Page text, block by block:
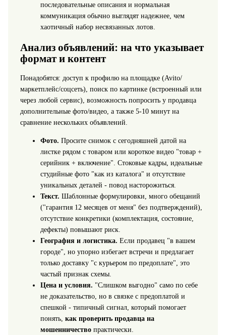
последовательные описания и нормальная
коммуникация обычно выглядят надежнее, чем
хаотичный набор несвязанных лотов.
Анализ объявлений: на что указывает
формат и контент
Понадобятся: доступ к профилю на площадке (Avito/
маркетплейс/соцсеть), поиск по картинке (встроенный или
через любой сервис), возможность попросить у продавца
дополнительные фото/видео, а также 5-10 минут на
сравнение нескольких объявлений.
Фото. Просите снимок с сегодняшней датой на
листке рядом с товаром или короткое видео "товар +
серийник + включение". Стоковые кадры, идеальные
студийные фото "как из каталога" и отсутствие
уникальных деталей - повод насторожиться.
Текст. Шаблонные формулировки, много обещаний
("гарантия 12 месяцев от меня" без подтверждений),
отсутствие конкретики (комплектация, состояние,
дефекты) повышают риск.
География и логистика. Если продавец "в вашем
городе", но упорно избегает встречи и предлагает
только доставку "с курьером по предоплате", это
частый признак схемы.
Цена и условия. "Слишком выгодно" само по себе
не доказательство, но в связке с предоплатой и
спешкой - типичный сигнал, который помогает
понять, как проверить продавца на
мошенничествопрактически.